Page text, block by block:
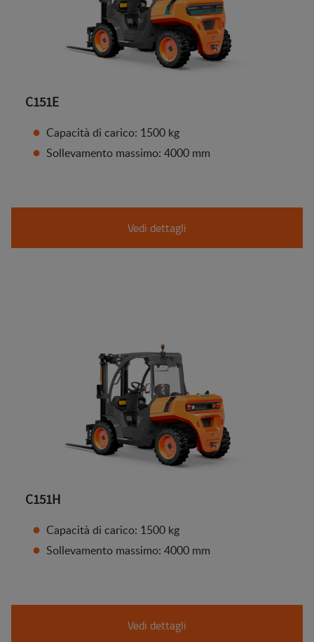
C151E
Capacità di carico: 1500 kg
Sollevamento massimo: 4000 mm
Vedi dettagli
C151H
Capacità di carico: 1500 kg
Sollevamento massimo: 4000 mm
Vedi dettagli